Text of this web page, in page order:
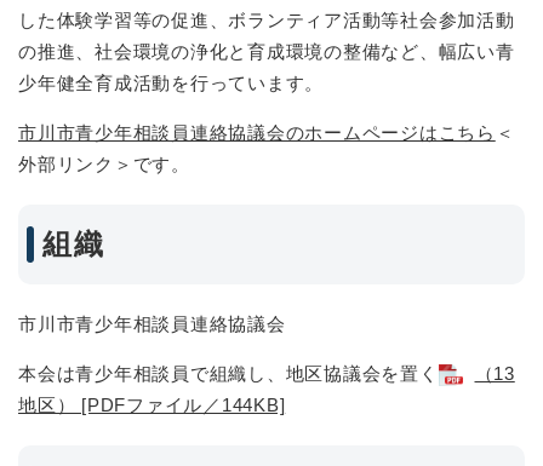
した体験学習等の促進、ボランティア活動等社会参加活動
の推進、社会環境の浄化と育成環境の整備など、幅広い青
少年健全育成活動を行っています。
市川市青少年相談員連絡協議会のホームページはこちら ＜
外部リンク＞ です。
組織
市川市青少年相談員連絡協議会
本会は青少年相談員で組織し、地区協議会を置く
（13
地区） [PDFファイル／144KB]